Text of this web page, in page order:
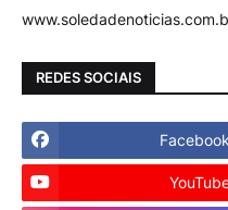
REDES SOCIAIS
Facebook